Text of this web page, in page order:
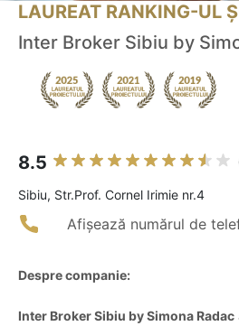
LAUREAT RANKING-UL
Inter Broker Sibiu by
8.5
Sibiu, Str.Prof. Cornel Irimie nr.4
Afișează numărul de
Despre companie:
Inter Broker Sibiu by Simona Radac